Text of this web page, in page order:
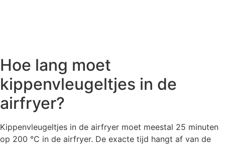
Hoe lang moet
kippenvleugeltjes in de
airfryer?
Kippenvleugeltjes in de airfryer moet meestal 25 minuten
op 200 °C in de airfryer. De exacte tijd hangt af van de